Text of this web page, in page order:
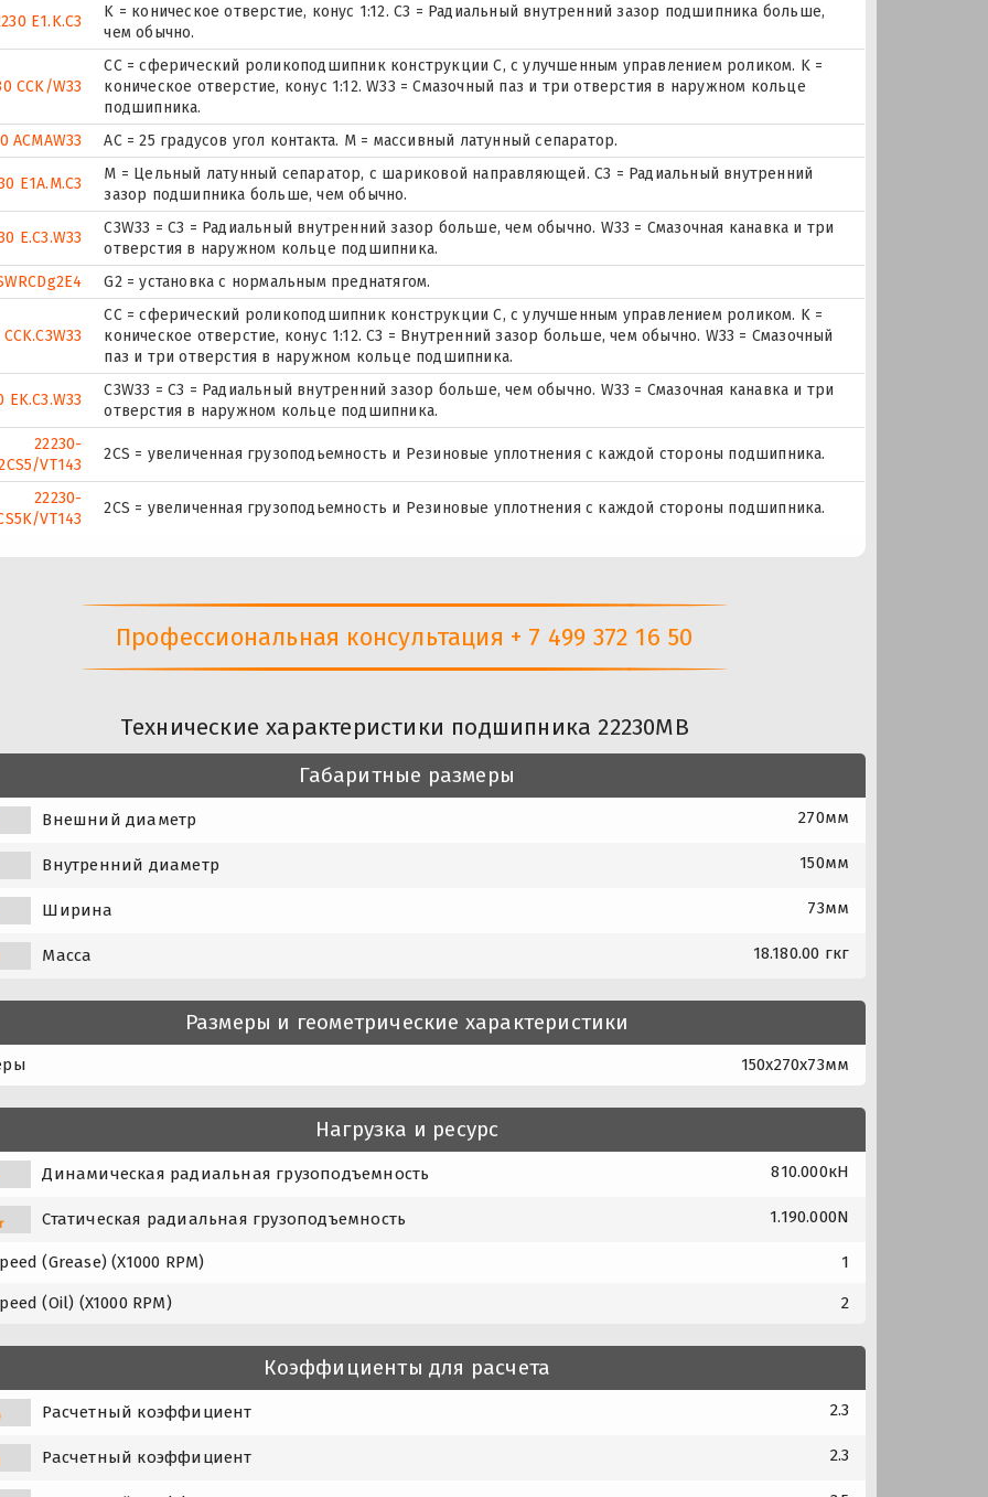
E1.K.C3
K = коническое отверстие, конус 1:12. C3 = Радиальный внутренний зазор подшипника больше,
чем обычно.
CCK/W33
CC = сферический роликоподшипник конструкции C, с улучшенным управлением роликом. K =
коническое отверстие, конус 1:12. W33 = Смазочный паз и три отверстия в наружном кольце
подшипника.
ACMAW33
AC = 25 градусов угол контакта. M = массивный латунный сепаратор.
E1A.M.C3
M = Цельный латунный сепаратор, с шариковой направляющей. C3 = Радиальный внутренний
зазор подшипника больше, чем обычно.
E.C3.W33
C3W33 = C3 = Радиальный внутренний зазор больше, чем обычно. W33 = Смазочная канавка и три
отверстия в наружном кольце подшипника.
G2 = установка с нормальным преднатягом.
CC = сферический роликоподшипник конструкции C, с улучшенным управлением роликом. K =
коническое отверстие, конус 1:12. C3 = Внутренний зазор больше, чем обычно. W33 = Смазочный
паз и три отверстия в наружном кольце подшипника.
EK.C3.W33
C3W33 = C3 = Радиальный внутренний зазор больше, чем обычно. W33 = Смазочная канавка и три
отверстия в наружном кольце подшипника.
22230-
VT143
2CS = увеличенная грузоподьемность и Резиновые уплотнения с каждой стороны подшипника.
22230-
VT143
2CS = увеличенная грузоподьемность и Резиновые уплотнения с каждой стороны подшипника.
Профессиональная консультация + 7 499 372 16 50
Технические характеристики подшипника 22230MB
Габаритные размеры
Внешний диаметр 270мм
Внутренний диаметр 150мм
Ширина 73мм
Масса 18.180.00 гкг
Размеры и геометрические характеристики
150x270x73мм
Нагрузка и ресурс
Динамическая радиальная грузоподъемность 810.000кН
Статическая радиальная грузоподъемность 1.190.000N
(Grease) (X1000 RPM) 1
(Oil) (X1000 RPM) 2
Коэффициенты для расчета
Расчетный коэффициент 2.3
Расчетный коэффициент 2.3